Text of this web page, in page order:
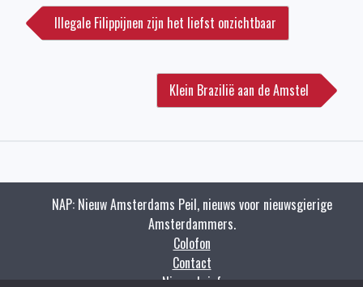
navigatie
Illegale Filippijnen zijn het liefst onzichtbaar
Klein Brazilië aan de Amstel
NAP: Nieuw Amsterdams Peil, nieuws voor nieuwsgierige
Amsterdammers.
Colofon
Contact
Nieuwsbrief